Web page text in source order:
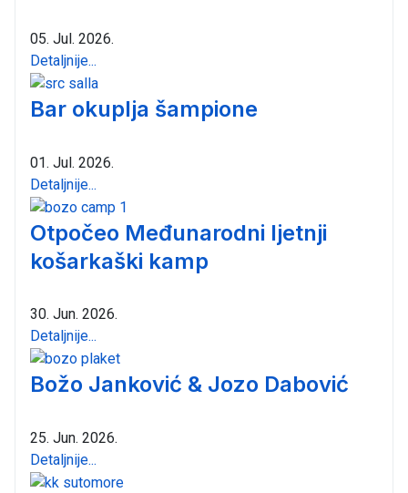
05. Jul. 2026.
Detaljnije...
Bar okuplja šampione
01. Jul. 2026.
Detaljnije...
Otpočeo Međunarodni ljetnji
košarkaški kamp
30. Jun. 2026.
Detaljnije...
Božo Janković & Jozo Dabović
25. Jun. 2026.
Detaljnije...